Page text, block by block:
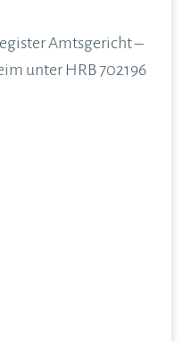
Amtsgericht –
unter HRB 702196